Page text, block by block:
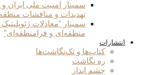
سمینار امنیت ملی ایران
تهدیدات و مناقشات
سمینار “معادلات
منطقه‌ای و فرامنطقه‌ای”
انتشارات
کتاب‌ها و تک‌نگاشت‌ها
ره نگاشت
چشم انداز